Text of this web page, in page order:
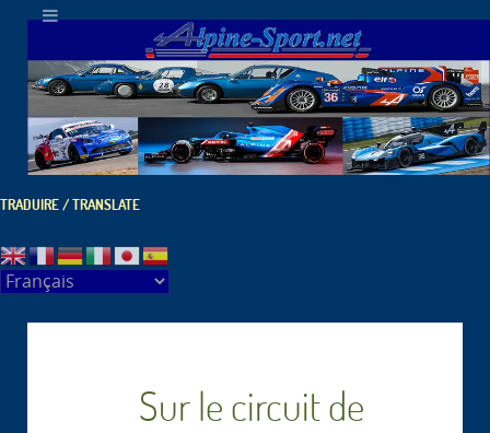
TRADUIRE / TRANSLATE
Sur le circuit de